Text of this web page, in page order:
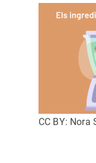
CC BY: Nora